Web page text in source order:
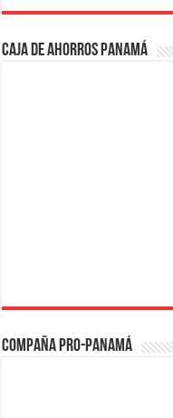
Caja de Ahorros Panamá
Compaña PRO-Panamá